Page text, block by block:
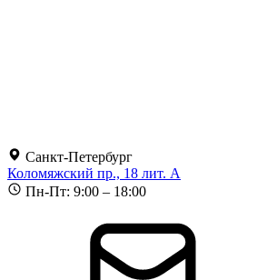
Санкт-Петербург
Коломяжский пр., 18 лит. А
Пн-Пт: 9:00 – 18:00